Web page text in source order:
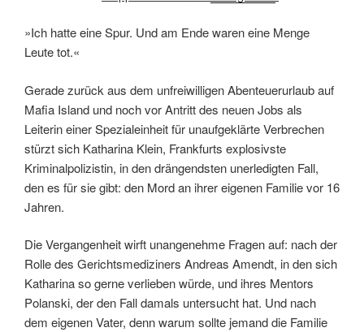
»Ich hatte eine Spur. Und am Ende waren eine Menge
Leute tot.«
Gerade zurück aus dem unfreiwilligen Abenteuerurlaub auf
Mafia Island und noch vor Antritt des neuen Jobs als
Leiterin einer Spezialeinheit für unaufgeklärte Verbrechen
stürzt sich Katharina Klein, Frankfurts explosivste
Kriminalpolizistin, in den drängendsten unerledigten Fall,
den es für sie gibt: den Mord an ihrer eigenen Familie vor 16
Jahren.
Die Vergangenheit wirft unangenehme Fragen auf: nach der
Rolle des Gerichtsmediziners Andreas Amendt, in den sich
Katharina so gerne verlieben würde, und ihres Mentors
Polanski, der den Fall damals untersucht hat. Und nach
dem eigenen Vater, denn warum sollte jemand die Familie